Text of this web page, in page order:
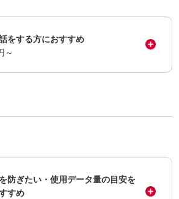
をする方におすすめ
～
防ぎたい・使用データ量の目安を
すめ